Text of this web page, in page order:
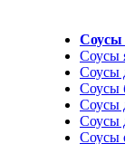
Соусы
Соусы
Соусы
Соусы
Соусы
Соусы
Соусы